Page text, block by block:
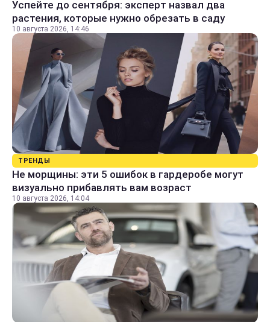
Успейте до сентября: эксперт назвал два
растения, которые нужно обрезать в саду
10 августа 2026, 14:46
ТРЕНДЫ
Не морщины: эти 5 ошибок в гардеробе могут
визуально прибавлять вам возраст
10 августа 2026, 14:04